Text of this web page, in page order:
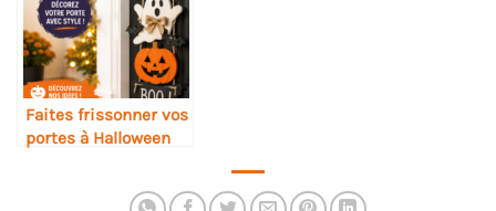
Faites frissonner vos
portes à Halloween